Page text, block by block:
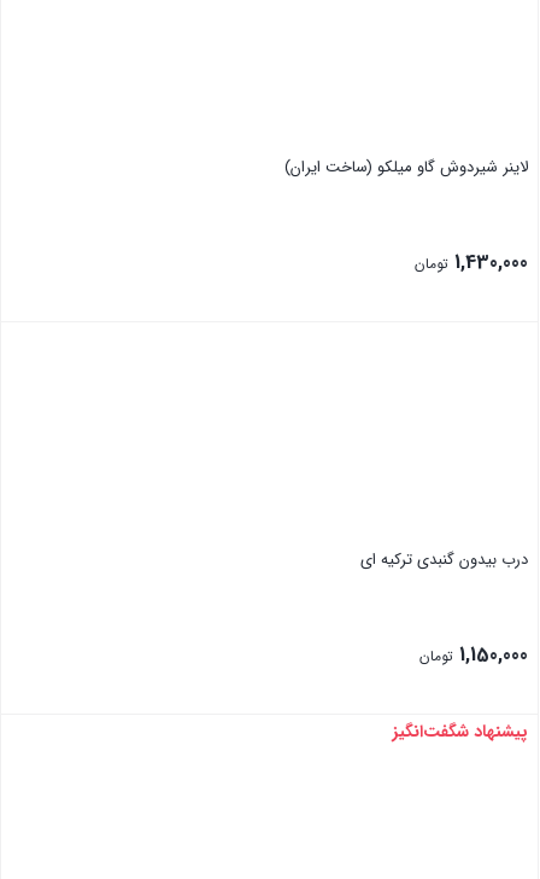
لاینر شیردوش گاو میلکو (ساخت ایران)
1,430,000 تومان
درب بیدون گنبدی ترکیه ای
1,150,000 تومان
بستن
پیشنهاد شگفت‌انگیز